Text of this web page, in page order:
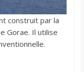
construit par la
Gorae. Il utilise